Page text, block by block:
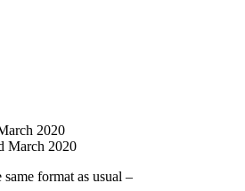
2020
March 2020
format as usual –